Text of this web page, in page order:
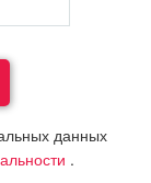
данных
.